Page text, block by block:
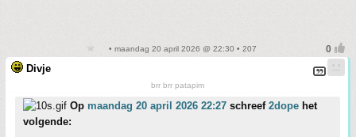
• maandag 20 april 2026 @ 22:30 • 207
Divje
brr brr patapim
Op maandag 20 april 2026 22:27 schreef 2dope het
volgende: